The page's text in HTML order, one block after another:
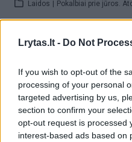
Lrytas.lt - Do Not
If you wish to opt-out of the
processing of your personal
targeted advertising by us,
section to confirm your
opt-out request is processed
interest-based ads based on
Laidos Pokalbiai prie jūros.
Dronai Vokietijoje kelia vis
Pasaulis